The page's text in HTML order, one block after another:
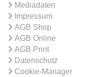
Mediadaten
Impressum
AGB Shop
AGB Online
AGB Print
Datenschutz
Cookie-Manager